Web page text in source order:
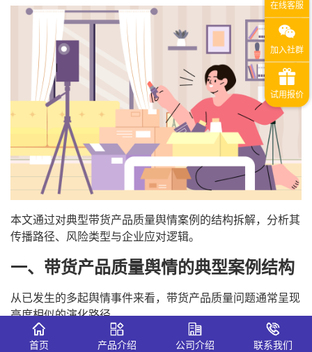
本文通过对典型带货产品质量舆情案例的结构拆解，分析其
传播路径、风险类型与企业应对逻辑。
一、带货产品质量舆情的典型案例结构
从已发生的多起舆情事件来看，带货产品质量问题通常呈现
高度相似的演化路径。
首页 产品介绍 公司介绍 联系我们